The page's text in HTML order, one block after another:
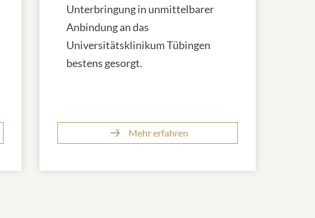
Unterbringung in unmittelbarer
Anbindung an das
Universitätsklinikum Tübingen
bestens gesorgt.
Mehr erfahren